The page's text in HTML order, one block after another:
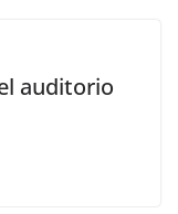
auditorio